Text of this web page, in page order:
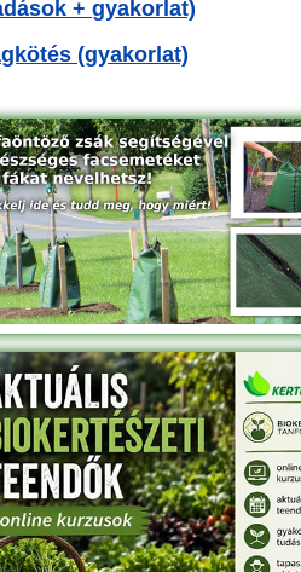
+ gyakorlat)
(gyakorlat)